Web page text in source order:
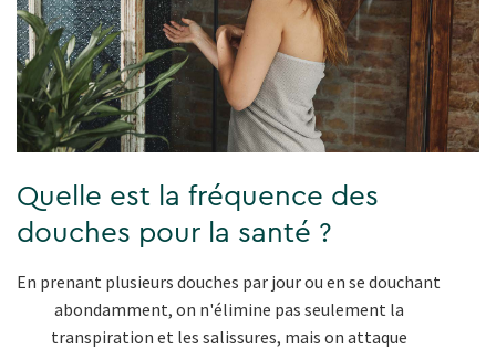
Quelle est la fréquence des
douches pour la santé ?
En prenant plusieurs douches par jour ou en se douchant
abondamment, on n'élimine pas seulement la
transpiration et les salissures, mais on attaque